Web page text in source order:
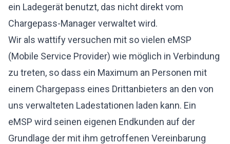
ein Ladegerät benutzt, das nicht direkt vom
Chargepass-Manager verwaltet wird.
Wir als wattify versuchen mit so vielen eMSP
(Mobile Service Provider) wie möglich in Verbindung
zu treten, so dass ein Maximum an Personen mit
einem Chargepass eines Drittanbieters an den von
uns verwalteten Ladestationen laden kann. Ein
eMSP wird seinen eigenen Endkunden auf der
Grundlage der mit ihm getroffenen Vereinbarung